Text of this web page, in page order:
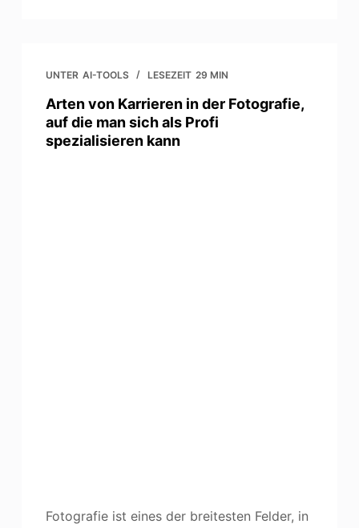
UNTER AI-TOOLS LESEZEIT 29 MIN
Arten von Karrieren in der Fotografie,
auf die man sich als Profi
spezialisieren kann
Fotografie ist eines der breitesten Felder, in